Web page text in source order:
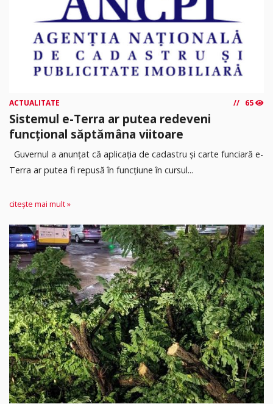
ACTUALITATE 65
Sistemul e-Terra ar putea redeveni
funcțional săptămâna viitoare
Guvernul a anunțat că aplicația de cadastru și carte funciară e-
Terra ar putea fi repusă în funcțiune în cursul...
citește mai mult »